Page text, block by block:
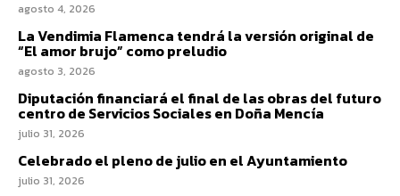
agosto 4, 2026
La Vendimia Flamenca tendrá la versión original de
“El amor brujo” como preludio
agosto 3, 2026
Diputación financiará el final de las obras del futuro
centro de Servicios Sociales en Doña Mencía
julio 31, 2026
Celebrado el pleno de julio en el Ayuntamiento
julio 31, 2026